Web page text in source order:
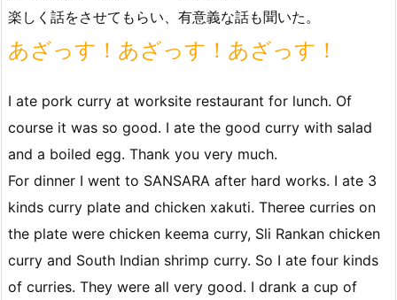
楽しく話をさせてもらい、有意義な話も聞いた。
あざっす！あざっす！あざっす！
I ate pork curry at worksite restaurant for lunch. Of
course it was so good. I ate the good curry with salad
and a boiled egg. Thank you very much.
For dinner I went to SANSARA after hard works. I ate 3
kinds curry plate and chicken xakuti. Theree curries on
the plate were chicken keema curry, Sli Rankan chicken
curry and South Indian shrimp curry. So I ate four kinds
of curries. They were all very good. I drank a cup of